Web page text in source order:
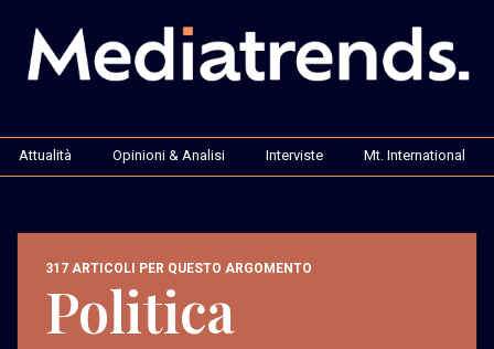
Attualità Opinioni & Analisi Interviste Mt. International
317 ARTICOLI PER QUESTO ARGOMENTO
Politica